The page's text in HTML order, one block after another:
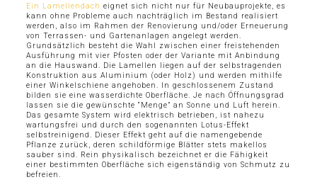
Ein Lamellendach eignet sich nicht nur für Neubauprojekte, es
kann ohne Probleme auch nachträglich im Bestand realisiert
werden, also im Rahmen der Renovierung und/oder Erneuerung
von Terrassen- und Gartenanlagen angelegt werden.
Grundsätzlich besteht die Wahl zwischen einer freistehenden
Ausführung mit vier Pfosten oder der Variante mit Anbindung
an die Hauswand. Die Lamellen liegen auf der selbstragenden
Konstruktion aus Aluminium (oder Holz) und werden mithilfe
einer Winkelschiene angehoben. In geschlossenem Zustand
bilden sie eine wasserdichte Oberfläche. Je nach Öffnungsgrad
lassen sie die gewünschte “Menge” an Sonne und Luft herein.
Das gesamte System wird elektrisch betrieben, ist nahezu
wartungsfrei und durch den sogenannten Lotus-Effekt
selbstreinigend. Dieser Effekt geht auf die namengebende
Pflanze zurück, deren schildförmige Blätter stets makellos
sauber sind. Rein physikalisch bezeichnet er die Fähigkeit
einer bestimmten Oberfläche sich eigenständig von Schmutz zu
befreien.